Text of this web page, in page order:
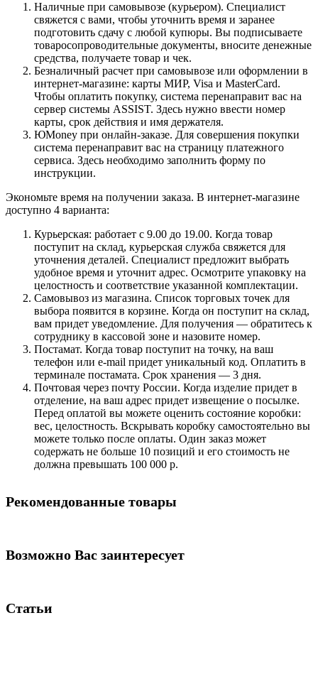
Наличные при самовывозе (курьером). Специалист
свяжется с вами, чтобы уточнить время и заранее
подготовить сдачу с любой купюры. Вы подписываете
товаросопроводительные документы, вносите денежные
средства, получаете товар и чек.
Безналичный расчет при самовывозе или оформлении в
интернет-магазине: карты МИР, Visa и MasterCard.
Чтобы оплатить покупку, система перенаправит вас на
сервер системы ASSIST. Здесь нужно ввести номер
карты, срок действия и имя держателя.
ЮMoney при онлайн-заказе. Для совершения покупки
система перенаправит вас на страницу платежного
сервиса. Здесь необходимо заполнить форму по
инструкции.
Экономьте время на получении заказа. В интернет-магазине
доступно 4 варианта:
Курьерская: работает с 9.00 до 19.00. Когда товар
поступит на склад, курьерская служба свяжется для
уточнения деталей. Специалист предложит выбрать
удобное время и уточнит адрес. Осмотрите упаковку на
целостность и соответствие указанной комплектации.
Самовывоз из магазина. Список торговых точек для
выбора появится в корзине. Когда он поступит на склад,
вам придет уведомление. Для получения — обратитесь к
сотруднику в кассовой зоне и назовите номер.
Постамат. Когда товар поступит на точку, на ваш
телефон или e-mail придет уникальный код. Оплатить в
терминале постамата. Срок хранения — 3 дня.
Почтовая через почту России. Когда изделие придет в
отделение, на ваш адрес придет извещение о посылке.
Перед оплатой вы можете оценить состояние коробки:
вес, целостность. Вскрывать коробку самостоятельно вы
можете только после оплаты. Один заказ может
содержать не больше 10 позиций и его стоимость не
должна превышать 100 000 р.
Рекомендованные товары
Возможно Вас заинтересует
Статьи